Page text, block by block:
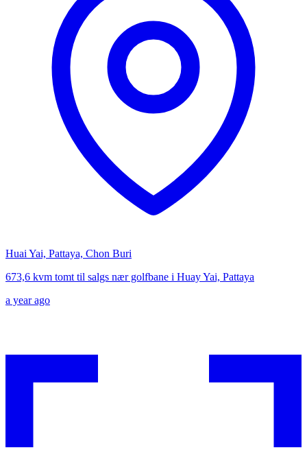
Huai Yai, Pattaya, Chon Buri
673,6 kvm tomt til salgs nær golfbane i Huay Yai, Pattaya
a year ago